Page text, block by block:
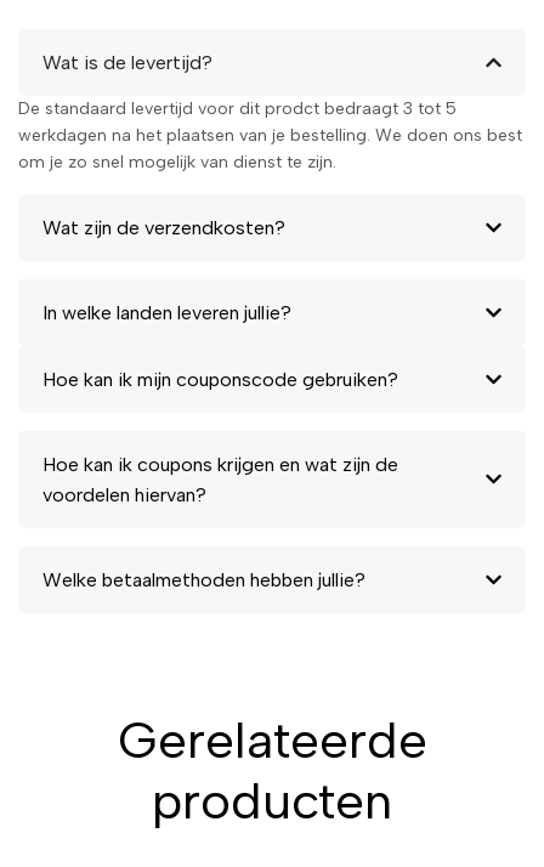
Wat is de levertijd?
De standaard levertijd voor dit prodct bedraagt 3 tot 5
werkdagen na het plaatsen van je bestelling. We doen ons best
om je zo snel mogelijk van dienst te zijn.
Wat zijn de verzendkosten?
In welke landen leveren jullie?
Hoe kan ik mijn couponscode gebruiken?
Hoe kan ik coupons krijgen en wat zijn de
voordelen hiervan?
Welke betaalmethoden hebben jullie?
Gerelateerde
producten